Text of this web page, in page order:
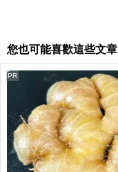
您也可能喜歡這些文章
PR